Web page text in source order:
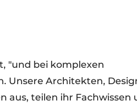
"und bei komplexen
Unsere Architekten,
aus, teilen ihr Fachwissen